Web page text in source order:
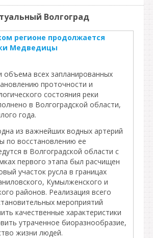
Волгоград
регионе продолжается
Медведицы
объема всех запланированных
проточности и
состояния реки
в Волгоградской области,
года.
из важнейших водных артерий
по восстановлению ее
в Волгоградской области с
первого этапа был расчищен
участок русла в границах
Кумылженского и
районов. Реализация всего
мероприятий
качественные характеристики
утраченное биоразнообразие,
жизни людей.